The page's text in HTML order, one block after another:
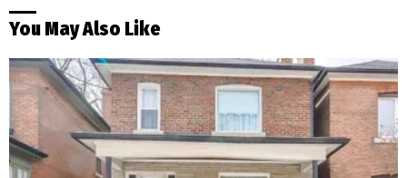
You May Also Like